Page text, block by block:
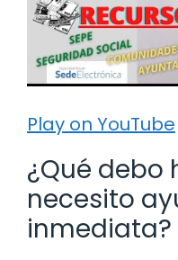
Play on YouTube
¿Qué debo
necesito
inmediata?